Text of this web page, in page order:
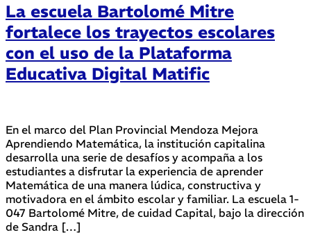
La escuela Bartolomé Mitre
fortalece los trayectos escolares
con el uso de la Plataforma
Educativa Digital Matific
En el marco del Plan Provincial Mendoza Mejora
Aprendiendo Matemática, la institución capitalina
desarrolla una serie de desafíos y acompaña a los
estudiantes a disfrutar la experiencia de aprender
Matemática de una manera lúdica, constructiva y
motivadora en el ámbito escolar y familiar. La escuela 1-
047 Bartolomé Mitre, de cuidad Capital, bajo la dirección
de Sandra […]